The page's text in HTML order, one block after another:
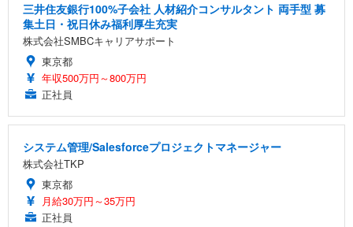
三井住友銀行100%子会社 人材紹介コンサルタント 両手型 募
集土日・祝日休み福利厚生充実
株式会社SMBCキャリアサポート
東京都
年収500万円～800万円
正社員
システム管理/Salesforceプロジェクトマネージャー
株式会社TKP
東京都
月給30万円～35万円
正社員